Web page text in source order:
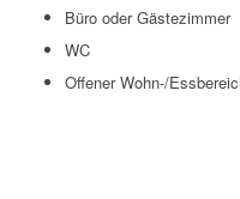
Büro oder Gästezimmer
WC
Offener Wohn-/